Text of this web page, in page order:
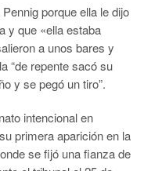
porque ella le dijo
y que «ella estaba
a unos bares y
“de repente sacó su
y se pegó un tiro”.
intencional en
primera aparición en la
se fijó una fianza de